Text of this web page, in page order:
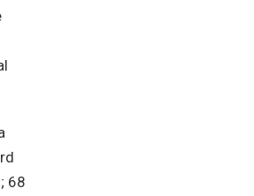
68